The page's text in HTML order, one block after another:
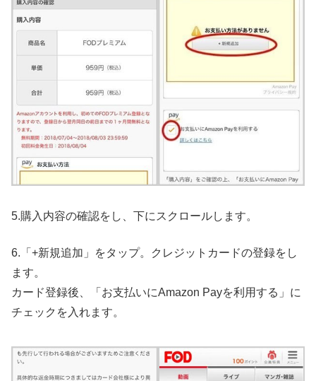
5.購入内容の確認をし、下にスクロールします。
6.「+新規追加」をタップ。クレジットカードの登録をし
ます。
カード登録後、「お支払いにAmazon Payを利用する」に
チェックを入れます。